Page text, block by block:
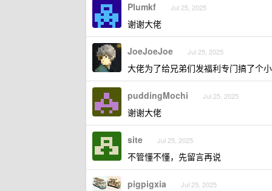
Plumkf Jul 25, 2025
谢谢大佬
JoeJoeJoe Jul 25, 2025
大佬为了给兄弟们发福利专门搞了个
puddingMochi Jul 25, 2025
谢谢大佬
site Jul 25, 2025
不管懂不懂，先留言再说
pigpigxia Jul 25, 2025